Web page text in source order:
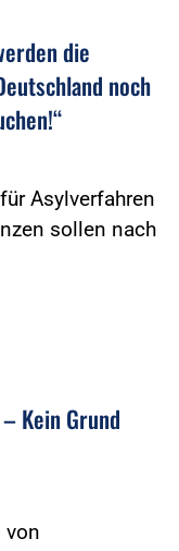
die
noch
Asylverfahren
sollen nach
Kein Grund
von